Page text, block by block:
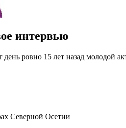
интервью
ровно 15 лет назад молодой
Северной Осетии